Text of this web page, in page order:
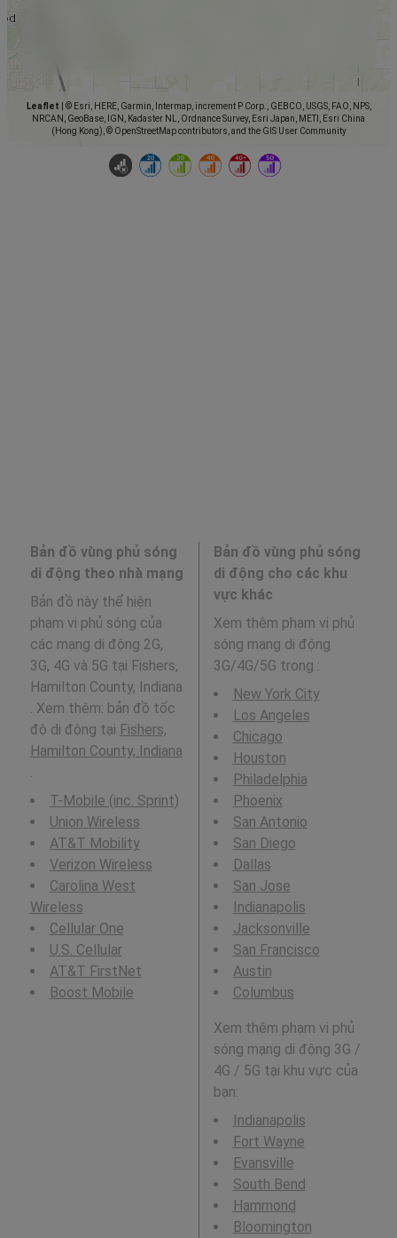
Leaflet
© Esri, HERE, Garmin, Intermap, increment P Corp., GEBCO, USGS, FAO, NPS,
NRCAN, GeoBase, IGN, Kadaster NL, Ordnance Survey, Esri Japan, METI, Esri China
(Hong Kong), © OpenStreetMap contributors, and the GIS User Community
Bản đồ vùng phủ sóng
di động theo nhà mạng
Bản đồ này thể hiện
phạm vi phủ sóng của
các mạng di động 2G,
3G, 4G và 5G tại Fishers,
Hamilton County, Indiana
. Xem thêm: bản đồ tốc
độ di động tại Fishers,
Hamilton County, Indiana
T-Mobile (inc. Sprint)
Union Wireless
AT&T Mobility
Verizon Wireless
Carolina West
Wireless
Cellular One
U.S. Cellular
AT&T FirstNet
Boost Mobile
Bản đồ vùng phủ sóng
di động cho các khu
vực khác
Xem thêm phạm vi phủ
sóng mạng di động
3G/4G/5G trong :
New York City
Los Angeles
Chicago
Houston
Philadelphia
Phoenix
San Antonio
San Diego
Dallas
San Jose
Indianapolis
Jacksonville
San Francisco
Austin
Columbus
Xem thêm phạm vi phủ
sóng mạng di động 3G /
4G / 5G tại khu vực của
bạn:
Indianapolis
Fort Wayne
Evansville
South Bend
Hammond
Bloomington